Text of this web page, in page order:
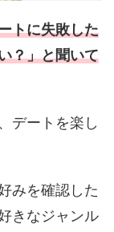
トに失敗した
？」と聞いて
デートを楽し
みを確認した
きなジャンル